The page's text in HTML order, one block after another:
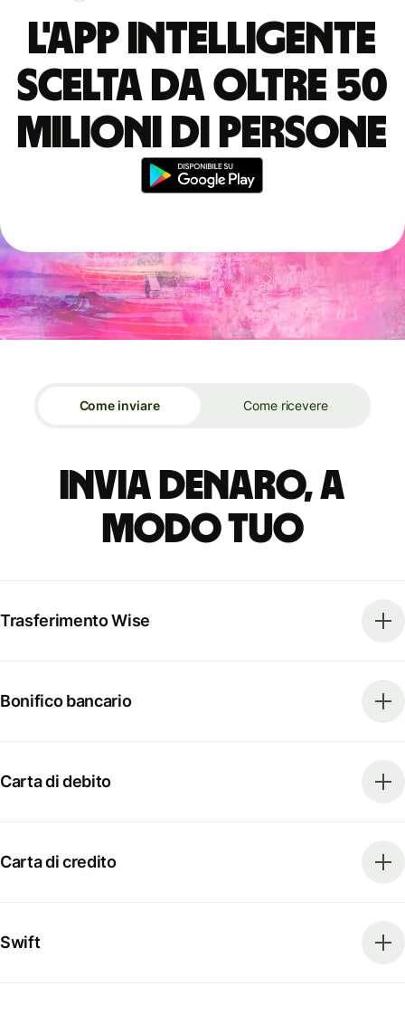
L'app intelligente
scelta da oltre 50
milioni di persone
Come inviare Come ricevere
Invia denaro, a
modo tuo
Trasferimento Wise
Bonifico bancario
Carta di debito
Carta di credito
Swift